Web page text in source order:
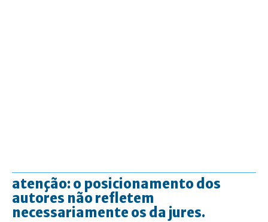
atenção: o posicionamento dos
autores não refletem
necessariamente os da jures.